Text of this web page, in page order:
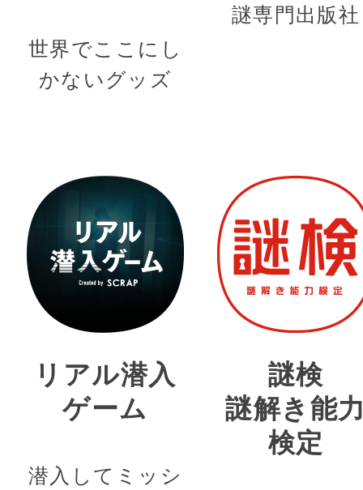
世界でここにし
かないグッズ
謎専門出版社
リアル潜入
ゲーム
潜入してミッシ
謎検
謎解き能
検定